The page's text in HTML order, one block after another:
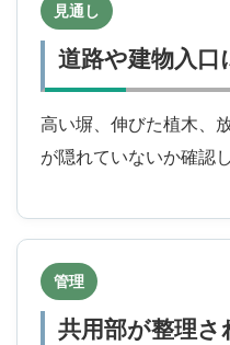
見通し
道路や建物入口
高い塀、伸びた植木、
が隠れていないか確認し
管理
共用部が整理さ